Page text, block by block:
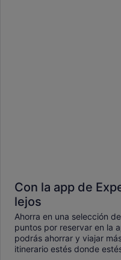
Con la app de
lejos
Ahorra en una selección
puntos por reservar en la
podrás ahorrar y viajar
itinerario estés donde